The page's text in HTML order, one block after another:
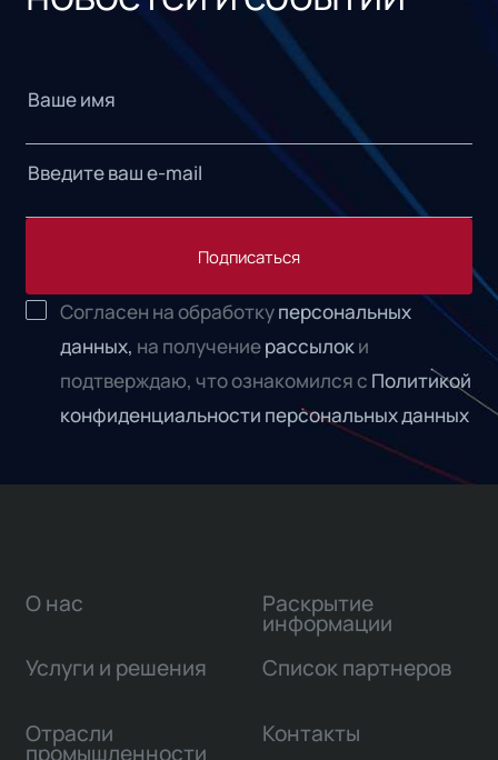
Подписаться
Согласен на обработкуперсональных
данных, на получениерассылоки
подтверждаю, что ознакомился с Политикой
конфиденциальности персональных данных
О нас
Услуги и решения
Отрасли
промышленности
Раскрытие
информации
Список партнеров
Контакты